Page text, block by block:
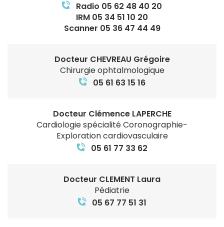
Radio 05 62 48 40 20
IRM 05 34 51 10 20
Scanner 05 36 47 44 49
Docteur CHEVREAU Grégoire
Chirurgie ophtalmologique
05 61 63 15 16
Docteur Clémence LAPERCHE
Cardiologie spécialité Coronographie-
Exploration cardiovasculaire
05 61 77 33 62
Docteur CLEMENT Laura
Pédiatrie
05 67 77 51 31